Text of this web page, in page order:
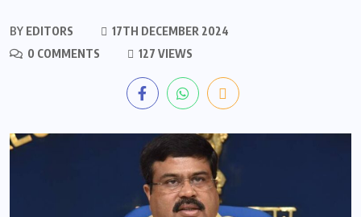
BY EDITORS
17TH DECEMBER 2024
0 COMMENTS
127 VIEWS